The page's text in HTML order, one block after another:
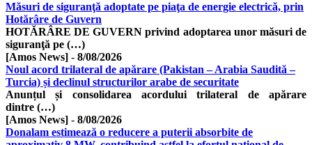
Măsuri de siguranţă adoptate pe piaţa de energie electrică, prin
Hotărâre de Guvern
HOTĂRÂRE DE GUVERN privind adoptarea unor măsuri de
siguranţă pe (…)
[Amos News] - 8/08/2026
Noul acord trilateral de apărare (Pakistan – Arabia Saudită –
Turcia) și declinul structurilor arabe de securitate
​Anunțul și consolidarea acordului trilateral de apărare
dintre (…)
[Amos News] - 8/08/2026
Donalam estimează o reducere a puterii absorbite de